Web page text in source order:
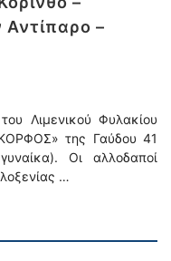
–
Λιμενικού Φυλακίου
της Γαύδου 41
Οι αλλοδαποί
…